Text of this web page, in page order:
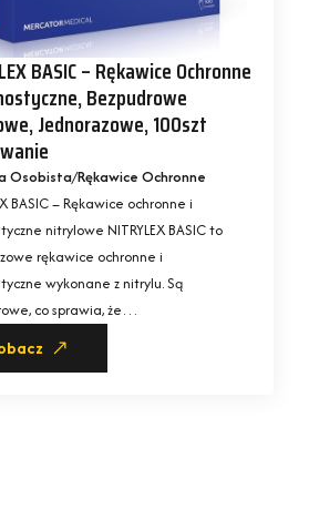
BASIC – Rękawice Ochronne
Bezpudrowe
Jednorazowe, 100szt
Osobista Rękawice Ochronne
BASIC – Rękawice ochronne i
nitrylowe NITRYLEX BASIC to
rękawice ochronne i
wykonane z nitrylu. Są
co sprawia, że…